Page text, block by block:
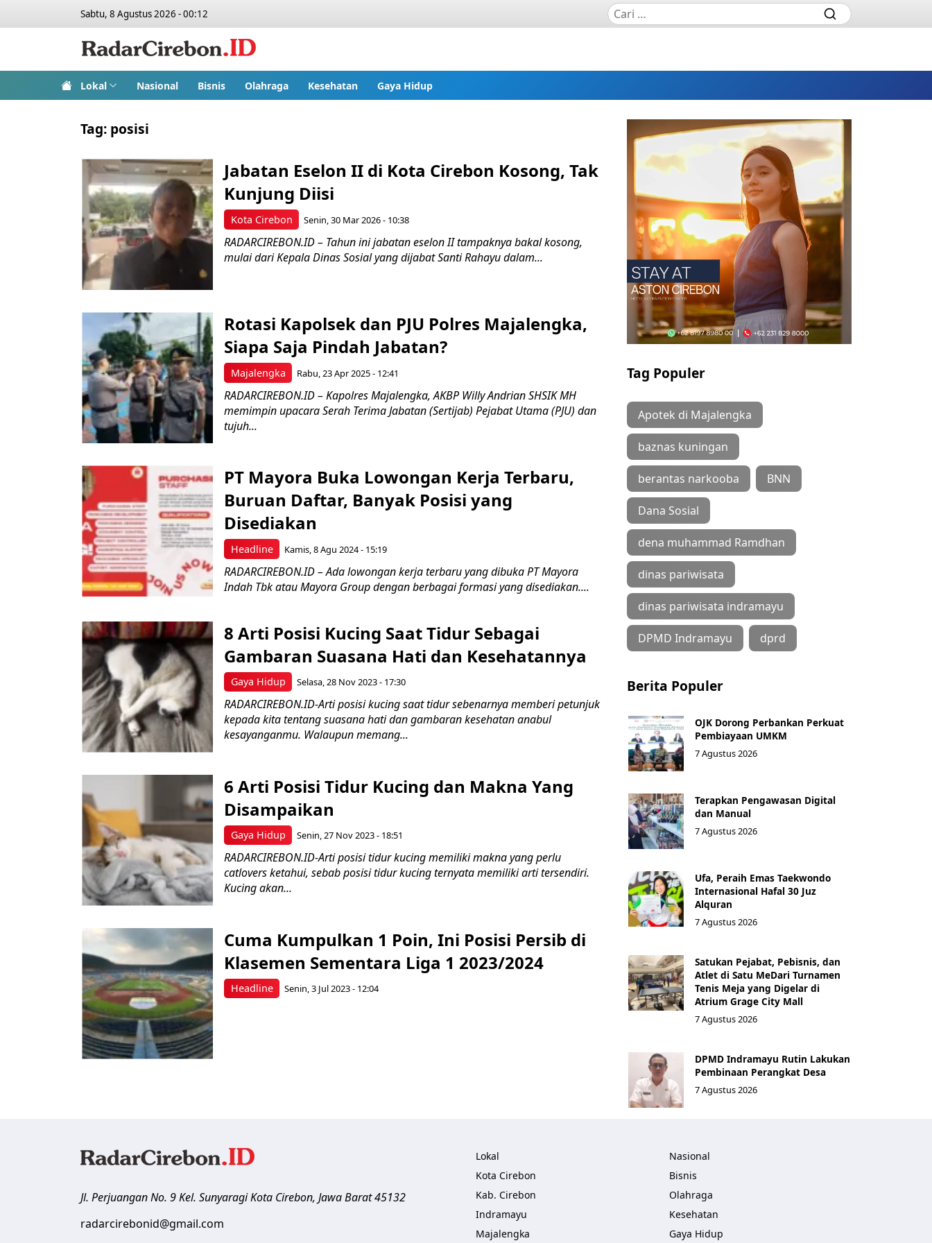
Sabtu, 8 Agustus 2026 - 00:12
Lokal Nasional Bisnis Olahraga Kesehatan Gaya Hidup
Tag: posisi
Kota Cirebon
Jabatan Eselon II di Kota Cirebon Kosong, Tak
Kunjung Diisi
Senin, 30 Mar 2026 - 10:38
RADARCIREBON.ID – Tahun ini jabatan eselon II tampaknya bakal kosong,
mulai dari Kepala Dinas Sosial yang dijabat Santi Rahayu dalam...
Majalengka
Rotasi Kapolsek dan PJU Polres Majalengka,
Siapa Saja Pindah Jabatan?
Rabu, 23 Apr 2025 - 12:41
RADARCIREBON.ID – Kapolres Majalengka, AKBP Willy Andrian SHSIK MH
memimpin upacara Serah Terima Jabatan (Sertijab) Pejabat Utama (PJU) dan
tujuh...
Headline
PT Mayora Buka Lowongan Kerja Terbaru,
Buruan Daftar, Banyak Posisi yang
Disediakan
Kamis, 8 Agu 2024 - 15:19
RADARCIREBON.ID – Ada lowongan kerja terbaru yang dibuka PT Mayora
Indah Tbk atau Mayora Group dengan berbagai formasi yang disediakan....
Gaya Hidup
8 Arti Posisi Kucing Saat Tidur Sebagai
Gambaran Suasana Hati dan Kesehatannya
Selasa, 28 Nov 2023 - 17:30
RADARCIREBON.ID-Arti posisi kucing saat tidur sebenarnya memberi petunjuk
kepada kita tentang suasana hati dan gambaran kesehatan anabul
kesayanganmu. Walaupun memang...
Gaya Hidup
6 Arti Posisi Tidur Kucing dan Makna Yang
Disampaikan
Senin, 27 Nov 2023 - 18:51
RADARCIREBON.ID-Arti posisi tidur kucing memiliki makna yang perlu
catlovers ketahui, sebab posisi tidur kucing ternyata memiliki arti tersendiri.
Kucing akan...
Headline
Cuma Kumpulkan 1 Poin, Ini Posisi Persib di
Klasemen Sementara Liga 1 2023/2024
Senin, 3 Jul 2023 - 12:04
Tag Populer
Apotek di Majalengka
baznas kuningan
berantas narkooba BNN
Dana Sosial
dena muhammad Ramdhan
dinas pariwisata
dinas pariwisata indramayu
DPMD Indramayu dprd
Berita Populer
OJK Dorong Perbankan Perkuat
Pembiayaan UMKM
7 Agustus 2026
Terapkan Pengawasan Digital
dan Manual
7 Agustus 2026
Ufa, Peraih Emas Taekwondo
Internasional Hafal 30 Juz
Alquran
7 Agustus 2026
Satukan Pejabat, Pebisnis, dan
Atlet di Satu MeDari Turnamen
Tenis Meja yang Digelar di
Atrium Grage City Mall
7 Agustus 2026
DPMD Indramayu Rutin Lakukan
Pembinaan Perangkat Desa
7 Agustus 2026
Jl. Perjuangan No. 9 Kel. SunyaragiKota Cirebon, Jawa Barat45132
radarcirebonid@gmail.com
Lokal
Kota Cirebon
Kab. Cirebon
Indramayu
Majalengka
Nasional
Bisnis
Olahraga
Kesehatan
Gaya Hidup